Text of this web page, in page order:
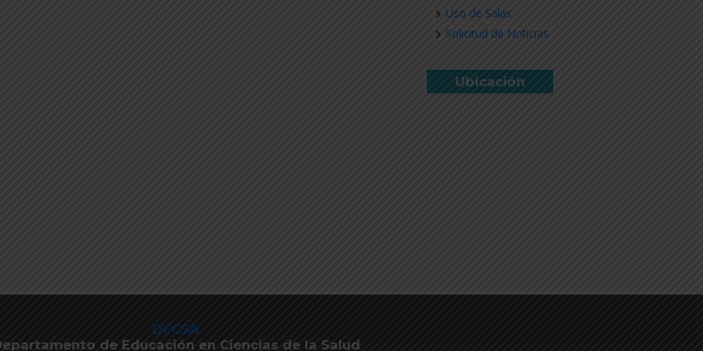
Uso de Salas
Solicitud de Noticias
Ubicación
DECSA
de Educación en Ciencias de la Salud